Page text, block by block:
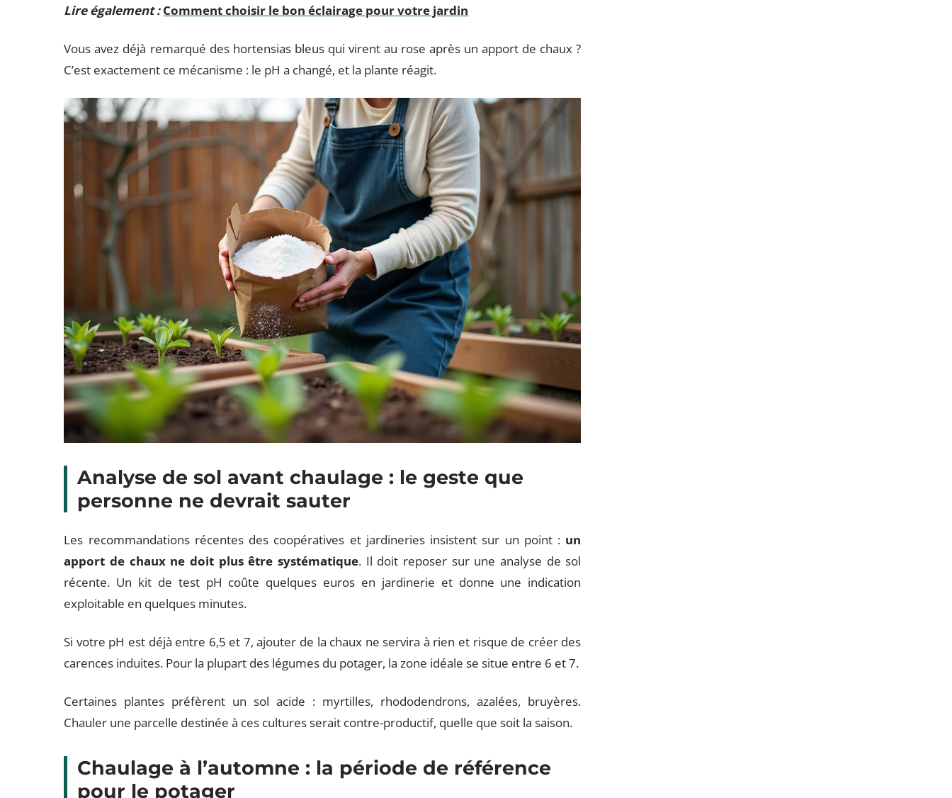
Lire également : Comment choisir le bon éclairage pour votre jardin
Vous avez déjà remarqué des hortensias bleus qui virent au rose après un apport de chaux ?
C’est exactement ce mécanisme : le pH a changé, et la plante réagit.
Analyse de sol avant chaulage : le geste que
personne ne devrait sauter
Les recommandations récentes des coopératives et jardineries insistent sur un point : un
apport de chaux ne doit plus être systématique. Il doit reposer sur une analyse de sol
récente. Un kit de test pH coûte quelques euros en jardinerie et donne une indication
exploitable en quelques minutes.
Si votre pH est déjà entre 6,5 et 7, ajouter de la chaux ne servira à rien et risque de créer des
carences induites. Pour la plupart des légumes du potager, la zone idéale se situe entre 6 et 7.
Certaines plantes préfèrent un sol acide : myrtilles, rhododendrons, azalées, bruyères.
Chauler une parcelle destinée à ces cultures serait contre-productif, quelle que soit la saison.
Chaulage à l’automne : la période de référence
pour le potager